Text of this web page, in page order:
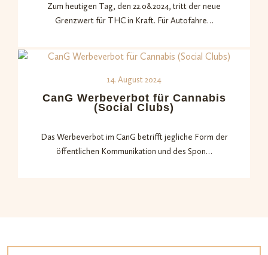
Zum heutigen Tag, den 22.08.2024, tritt der neue
Grenzwert für THC in Kraft. Für Autofahre…
14. August 2024
CanG Werbeverbot für Cannabis
(Social Clubs)
Das Werbeverbot im CanG betrifft jegliche Form der
öffentlichen Kommunikation und des Spon…